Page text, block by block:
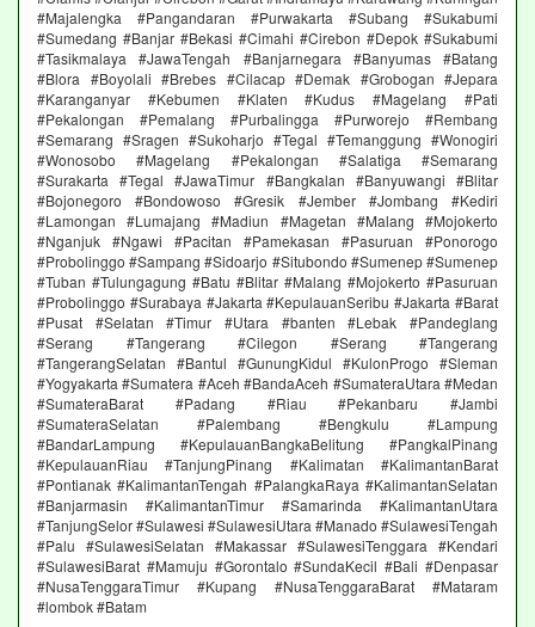
#Majalengka #Pangandaran #Purwakarta #Subang #Sukabumi
#Sumedang #Banjar #Bekasi #Cimahi #Cirebon #Depok #Sukabumi
#Tasikmalaya #JawaTengah #Banjarnegara #Banyumas #Batang
#Blora #Boyolali #Brebes #Cilacap #Demak #Grobogan #Jepara
#Karanganyar #Kebumen #Klaten #Kudus #Magelang #Pati
#Pekalongan #Pemalang #Purbalingga #Purworejo #Rembang
#Semarang #Sragen #Sukoharjo #Tegal #Temanggung #Wonogiri
#Wonosobo #Magelang #Pekalongan #Salatiga #Semarang
#Surakarta #Tegal #JawaTimur #Bangkalan #Banyuwangi #Blitar
#Bojonegoro #Bondowoso #Gresik #Jember #Jombang #Kediri
#Lamongan #Lumajang #Madiun #Magetan #Malang #Mojokerto
#Nganjuk #Ngawi #Pacitan #Pamekasan #Pasuruan #Ponorogo
#Probolinggo #Sampang #Sidoarjo #Situbondo #Sumenep #Sumenep
#Tuban #Tulungagung #Batu #Blitar #Malang #Mojokerto #Pasuruan
#Probolinggo #Surabaya #Jakarta #KepulauanSeribu #Jakarta #Barat
#Pusat #Selatan #Timur #Utara #banten #Lebak #Pandeglang
#Serang #Tangerang #Cilegon #Serang #Tangerang
#TangerangSelatan #Bantul #GunungKidul #KulonProgo #Sleman
#Yogyakarta #Sumatera #Aceh #BandaAceh #SumateraUtara #Medan
#SumateraBarat #Padang #Riau #Pekanbaru #Jambi
#SumateraSelatan #Palembang #Bengkulu #Lampung
#BandarLampung #KepulauanBangkaBelitung #PangkalPinang
#KepulauanRiau #TanjungPinang #Kalimatan #KalimantanBarat
#Pontianak #KalimantanTengah #PalangkaRaya #KalimantanSelatan
#Banjarmasin #KalimantanTimur #Samarinda #KalimantanUtara
#TanjungSelor #Sulawesi #SulawesiUtara #Manado #SulawesiTengah
#Palu #SulawesiSelatan #Makassar #SulawesiTenggara #Kendari
#SulawesiBarat #Mamuju #Gorontalo #SundaKecil #Bali #Denpasar
#NusaTenggaraTimur #Kupang #NusaTenggaraBarat #Mataram
#lombok #Batam